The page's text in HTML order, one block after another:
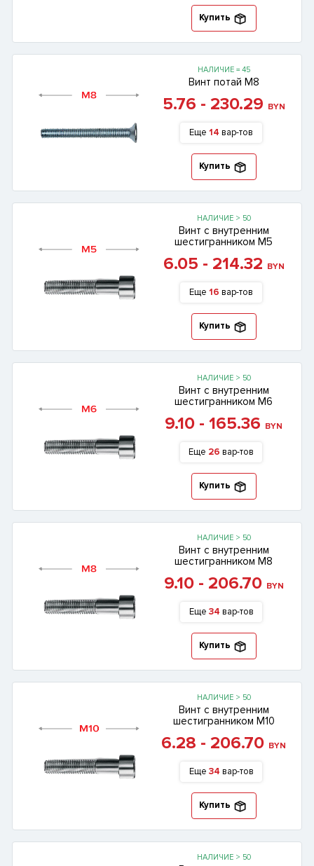
Купить
НАЛИЧИЕ = 45
Винт потай М8
5.76 - 230.29 BYN
Еще 14 вар-тов
Купить
НАЛИЧИЕ > 50
Винт с внутренним
шестигранником М5
6.05 - 214.32 BYN
Еще 16 вар-тов
Купить
НАЛИЧИЕ > 50
Винт с внутренним
шестигранником М6
9.10 - 165.36 BYN
Еще 26 вар-тов
Купить
НАЛИЧИЕ > 50
Винт с внутренним
шестигранником М8
9.10 - 206.70 BYN
Еще 34 вар-тов
Купить
НАЛИЧИЕ > 50
Винт с внутренним
шестигранником М10
6.28 - 206.70 BYN
Еще 34 вар-тов
Купить
НАЛИЧИЕ > 50